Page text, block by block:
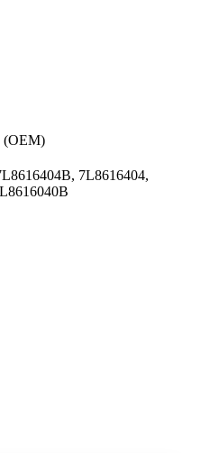
(OEM)
7L8616404,